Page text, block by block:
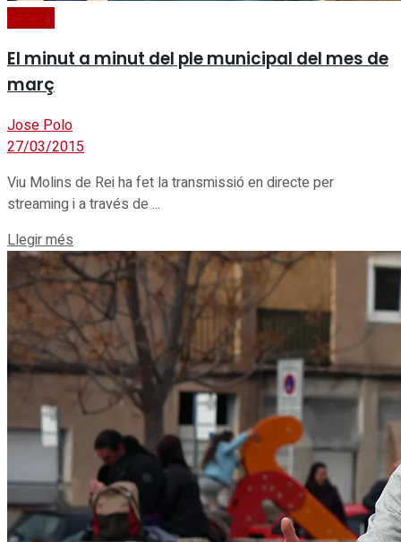
General
El minut a minut del ple municipal del mes de
març
Jose Polo
27/03/2015
Viu Molins de Rei ha fet la transmissió en directe per
streaming i a través de ...
Llegir més